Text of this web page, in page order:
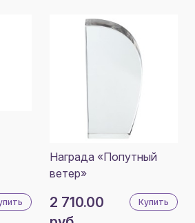
Награда «Попутный
ветер»
2 710.00
Купить